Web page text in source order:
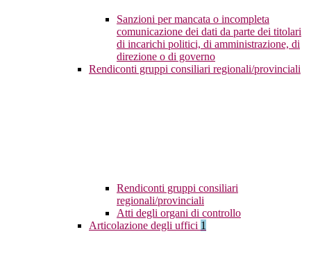
Sanzioni per mancata o incompleta
comunicazione dei dati da parte dei titolari
di incarichi politici, di amministrazione, di
direzione o di governo
Rendiconti gruppi consiliari regionali/provinciali
Rendiconti gruppi consiliari
regionali/provinciali
Atti degli organi di controllo
Articolazione degli uffici 1